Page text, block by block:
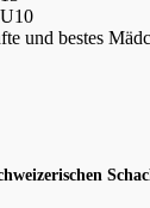
und bestes